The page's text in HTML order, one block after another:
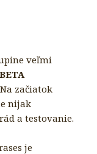
veľmi
začiatok
nijak
a testovanie.
je